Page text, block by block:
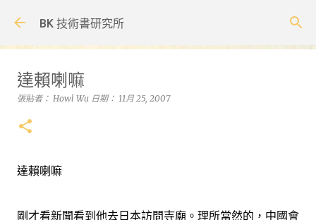
BK 技術書研究所
達賴喇嘛
張貼者： Howl Wu 日期： 11月 25, 2007
達賴喇嘛
剛才看新聞看到他去日本訪問寺廟。理所當然的，中國會